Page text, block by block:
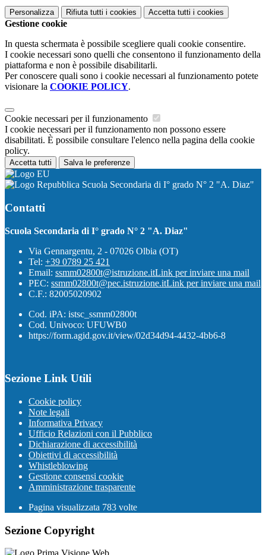
Personalizza Rifiuta tutti i cookies Accetta tutti i cookies
Gestione cookie
In questa schermata è possibile scegliere quali cookie consentire.
I cookie necessari sono quelli che consentono il funzionamento della
piattaforma e non è possibile disabilitarli.
Per conoscere quali sono i cookie necessari al funzionamento potete
visionare la COOKIE POLICY.
Cookie necessari per il funzionamento
I cookie necessari per il funzionamento non possono essere
disabilitati. È possibile consultare l'elenco nella pagina della cookie
policy.
Accetta tutti Salva le preferenze
Scuola Secondaria di I° grado N° 2 "A. Diaz"
Contatti
Scuola Secondaria di I° grado N° 2 "A. Diaz"
Via Gennargentu, 2 - 07026 Olbia (OT)
Tel: +39 0789 25 421
Email: ssmm02800t@istruzione.itLink per inviare una mail
PEC: ssmm02800t@pec.istruzione.itLink per inviare una mail
C.F.: 82005020902
Cod. iPA: istsc_ssmm02800t
Cod. Univoco: UFUWB0
https://form.agid.gov.it/view/02d34d94-4432-4bb6-8
Sezione Link Utili
Cookie policy
Note legali
Informativa Privacy
Ufficio Relazioni con il Pubblico
Dichiarazione di accessibilità
Obiettivi di accessibilità
Whistleblowing
Gestione consensi cookie
Amministrazione trasparente
Pagina visualizzata 783 volte
Sezione Copyright